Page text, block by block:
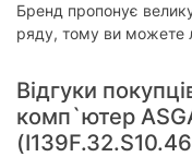
Бренд пропонує
ряду, тому ви можете
Відгуки
комп`ютер